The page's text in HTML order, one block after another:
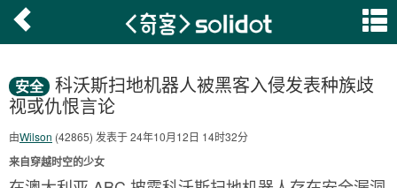
安全 科沃斯扫地机器人被黑客入侵发表种族歧
视或仇恨言论
由Wilson (42865) 发表于 24年10月12日 14时32分
来自穿越时空的少女